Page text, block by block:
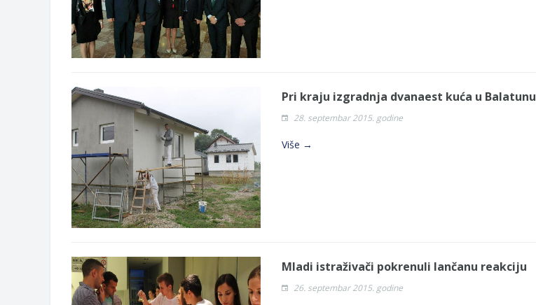
Pri kraju izgradnja dvanaest kuća u Balatunu
28. septembar 2015. godine
Više →
Mladi istraživači pokrenuli lančanu reakciju
26. septembar 2015. godine